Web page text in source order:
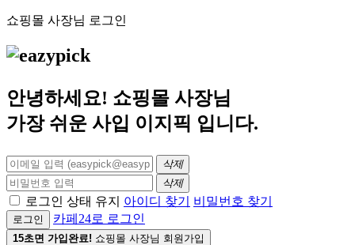
쇼핑몰 사장님 로그인
안녕하세요! 쇼핑몰 사장님
가장 쉬운 사입 이지픽 입니다.
삭제
삭제
로그인 상태 유지 아이디 찾기 비밀번호 찾기
로그인 카페24로 로그인
15초면 가입완료! 쇼핑몰 사장님 회원가입